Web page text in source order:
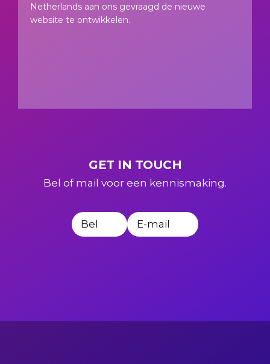
Netherlands aan ons gevraagd de nieuwe
website te ontwikkelen.
GET IN TOUCH
Bel of mail voor een kennismaking.
Bel E-mail